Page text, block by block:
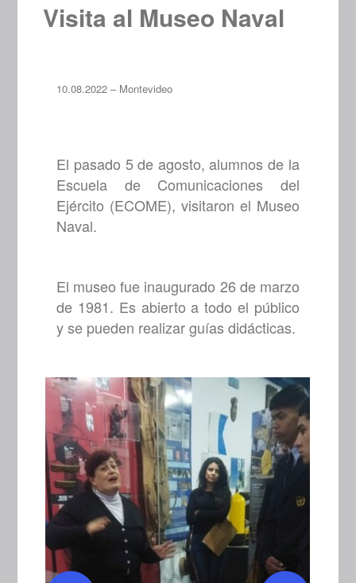
Visita al Museo Naval
10.08.2022 – Montevideo
El pasado 5 de agosto, alumnos de la
Escuela de Comunicaciones del
Ejército (ECOME), visitaron el Museo
Naval.
El museo fue inaugurado 26 de marzo
de 1981. Es abierto a todo el público
y se pueden realizar guías didácticas.